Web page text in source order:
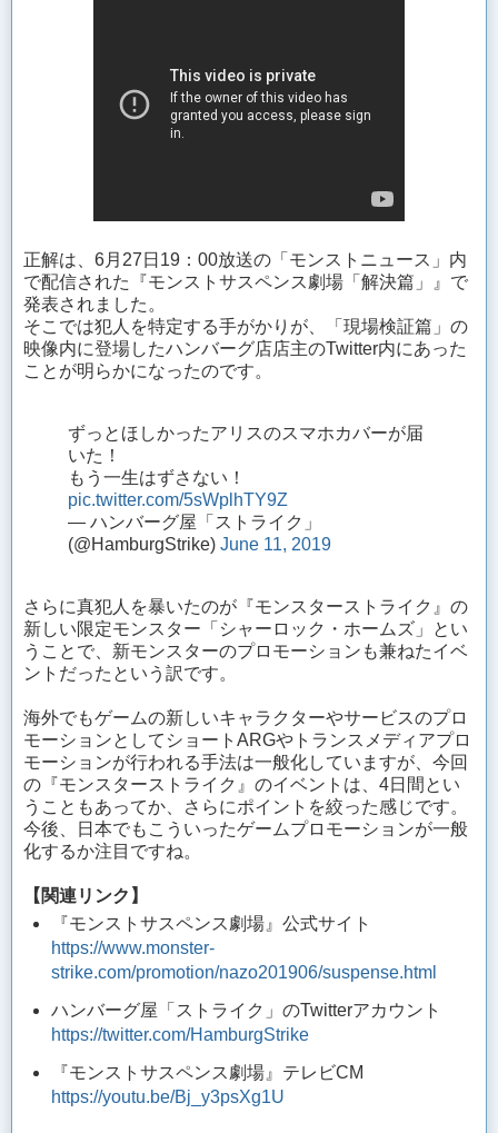
正解は、6月27日19：00放送の「モンストニュース」内
で配信された『モンストサスペンス劇場「解決篇」』で
発表されました。
そこでは犯人を特定する手がかりが、「現場検証篇」の
映像内に登場したハンバーグ店店主のTwitter内にあった
ことが明らかになったのです。
ずっとほしかったアリスのスマホカバーが届
いた！
もう一生はずさない！
pic.twitter.com/5sWplhTY9Z
— ハンバーグ屋「ストライク」
(@HamburgStrike) June 11, 2019
さらに真犯人を暴いたのが『モンスターストライク』の
新しい限定モンスター「シャーロック・ホームズ」とい
うことで、新モンスターのプロモーションも兼ねたイベ
ントだったという訳です。
海外でもゲームの新しいキャラクターやサービスのプロ
モーションとしてショートARGやトランスメディアプロ
モーションが行われる手法は一般化していますが、今回
の『モンスターストライク』のイベントは、4日間とい
うこともあってか、さらにポイントを絞った感じです。
今後、日本でもこういったゲームプロモーションが一般
化するか注目ですね。
【関連リンク】
『モンストサスペンス劇場』公式サイト
https://www.monster-
strike.com/promotion/nazo201906/suspense.html
ハンバーグ屋「ストライク」のTwitterアカウント
https://twitter.com/HamburgStrike
『モンストサスペンス劇場』テレビCM
https://youtu.be/Bj_y3psXg1U